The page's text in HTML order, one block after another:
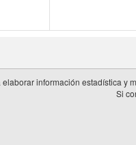
información estadística
Si